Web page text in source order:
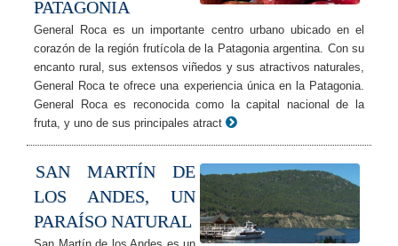
PATAGONIA
General Roca es un importante centro urbano ubicado en el
corazón de la región frutícola de la Patagonia argentina. Con su
encanto rural, sus extensos viñedos y sus atractivos naturales,
General Roca te ofrece una experiencia única en la Patagonia.
General Roca es reconocida como la capital nacional de la
fruta, y uno de sus principales atract
SAN MARTÍN DE
LOS ANDES, UN
PARAÍSO NATURAL